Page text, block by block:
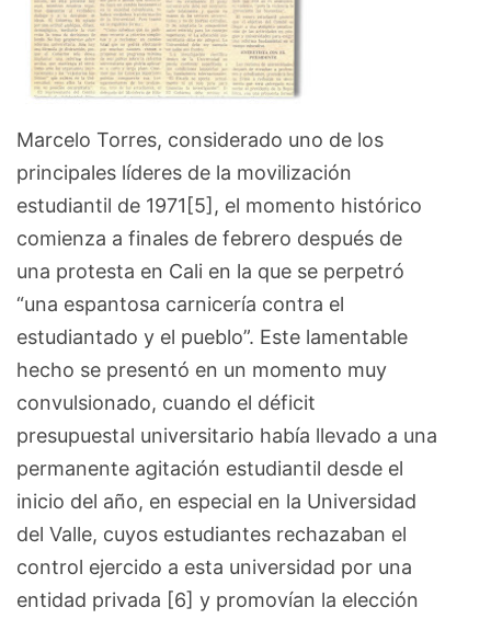
Marcelo Torres, considerado uno de los
principales líderes de la movilización
estudiantil de 1971[5], el momento histórico
comienza a finales de febrero después de
una protesta en Cali en la que se perpetró
“una espantosa carnicería contra el
estudiantado y el pueblo”. Este lamentable
hecho se presentó en un momento muy
convulsionado, cuando el déficit
presupuestal universitario había llevado a una
permanente agitación estudiantil desde el
inicio del año, en especial en la Universidad
del Valle, cuyos estudiantes rechazaban el
control ejercido a esta universidad por una
entidad privada [6] y promovían la elección